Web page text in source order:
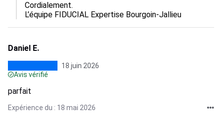
Cordialement.
L’équipe FIDUCIAL Expertise Bourgoin-Jallieu
Daniel E.
18 juin 2026
Avis vérifié
parfait
Expérience du : 18 mai 2026